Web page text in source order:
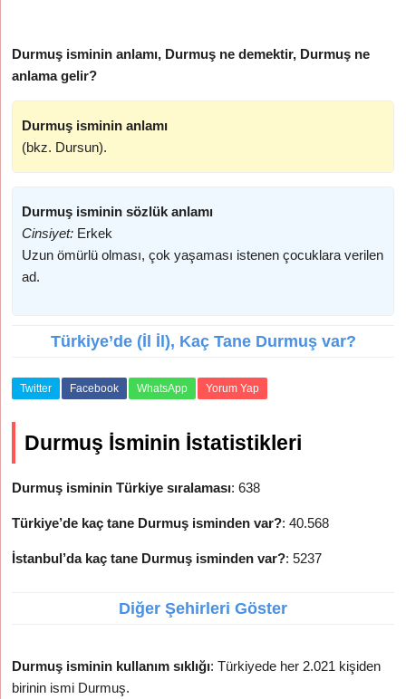
Durmuş isminin anlamı, Durmuş ne demektir, Durmuş ne
anlama gelir?
Durmuş isminin anlamı
(bkz. Dursun).
Durmuş isminin sözlük anlamı
Cinsiyet: Erkek
Uzun ömürlü olması, çok yaşaması istenen çocuklara verilen
ad.
Türkiye’de (İl İl), Kaç Tane Durmuş var?
Twitter Facebook WhatsApp Yorum Yap
Durmuş İsminin İstatistikleri
Durmuş isminin Türkiye sıralaması: 638
Türkiye’de kaç tane Durmuş isminden var?: 40.568
İstanbul’da kaç tane Durmuş isminden var?: 5237
Diğer Şehirleri Göster
Durmuş isminin kullanım sıklığı: Türkiyede her 2.021 kişiden
birinin ismi Durmuş.